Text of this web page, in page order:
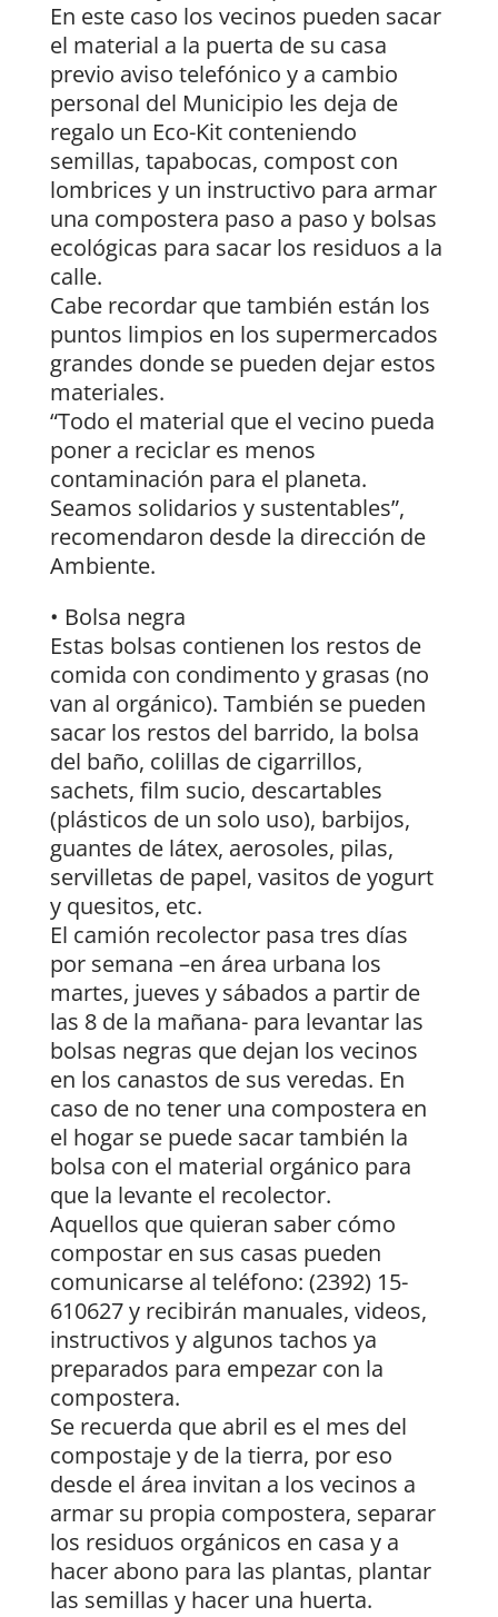
En este caso los vecinos pueden sacar
el material a la puerta de su casa
previo aviso telefónico y a cambio
personal del Municipio les deja de
regalo un Eco-Kit conteniendo
semillas, tapabocas, compost con
lombrices y un instructivo para armar
una compostera paso a paso y bolsas
ecológicas para sacar los residuos a la
calle.
Cabe recordar que también están los
puntos limpios en los supermercados
grandes donde se pueden dejar estos
materiales.
“Todo el material que el vecino pueda
poner a reciclar es menos
contaminación para el planeta.
Seamos solidarios y sustentables”,
recomendaron desde la dirección de
Ambiente.
• Bolsa negra
Estas bolsas contienen los restos de
comida con condimento y grasas (no
van al orgánico). También se pueden
sacar los restos del barrido, la bolsa
del baño, colillas de cigarrillos,
sachets, film sucio, descartables
(plásticos de un solo uso), barbijos,
guantes de látex, aerosoles, pilas,
servilletas de papel, vasitos de yogurt
y quesitos, etc.
El camión recolector pasa tres días
por semana –en área urbana los
martes, jueves y sábados a partir de
las 8 de la mañana- para levantar las
bolsas negras que dejan los vecinos
en los canastos de sus veredas. En
caso de no tener una compostera en
el hogar se puede sacar también la
bolsa con el material orgánico para
que la levante el recolector.
Aquellos que quieran saber cómo
compostar en sus casas pueden
comunicarse al teléfono: (2392) 15-
610627 y recibirán manuales, videos,
instructivos y algunos tachos ya
preparados para empezar con la
compostera.
Se recuerda que abril es el mes del
compostaje y de la tierra, por eso
desde el área invitan a los vecinos a
armar su propia compostera, separar
los residuos orgánicos en casa y a
hacer abono para las plantas, plantar
las semillas y hacer una huerta.